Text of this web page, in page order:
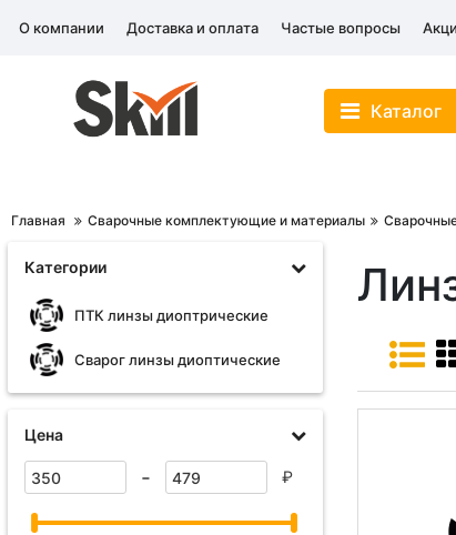
О компании Доставка и оплата Частые вопросы
Каталог
Главная Сварочные комплектующие и материалы
Категории
ПТК линзы диоптрические
Сварог линзы диоптические
Цена
- ₽